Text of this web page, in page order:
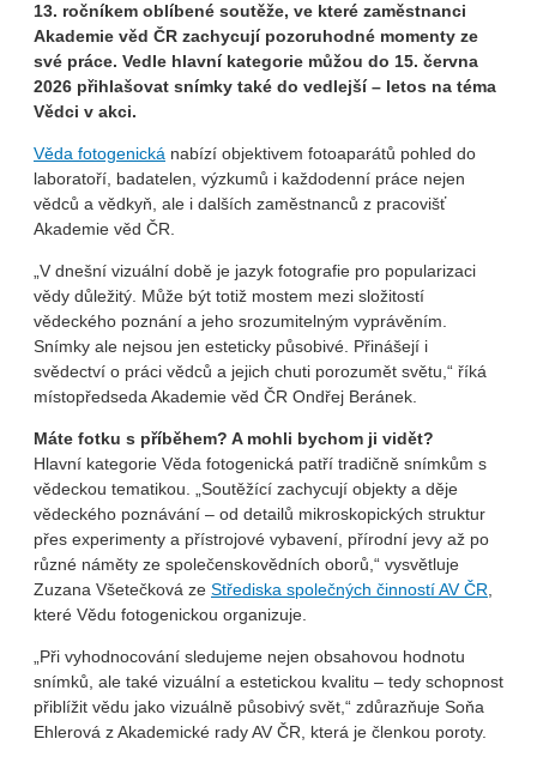
13. ročníkem oblíbené soutěže, ve které zaměstnanci
Akademie věd ČR zachycují pozoruhodné momenty ze
své práce. Vedle hlavní kategorie můžou do 15. června
2026 přihlašovat snímky také do vedlejší – letos na téma
Vědci v akci.
Věda fotogenická nabízí objektivem fotoaparátů pohled do
laboratoří, badatelen, výzkumů i každodenní práce nejen
vědců a vědkyň, ale i dalších zaměstnanců z pracovišť
Akademie věd ČR.
„V dnešní vizuální době je jazyk fotografie pro popularizaci
vědy důležitý. Může být totiž mostem mezi složitostí
vědeckého poznání a jeho srozumitelným vyprávěním.
Snímky ale nejsou jen esteticky působivé. Přinášejí i
svědectví o práci vědců a jejich chuti porozumět světu,“ říká
místopředseda Akademie věd ČR Ondřej Beránek.
Máte fotku s příběhem? A mohli bychom ji vidět?
Hlavní kategorie Věda fotogenická patří tradičně snímkům s
vědeckou tematikou. „Soutěžící zachycují objekty a děje
vědeckého poznávání – od detailů mikroskopických struktur
přes experimenty a přístrojové vybavení, přírodní jevy až po
různé náměty ze společenskovědních oborů,“ vysvětluje
Zuzana Všetečková ze Střediska společných činností AV ČR,
které Vědu fotogenickou organizuje.
„Při vyhodnocování sledujeme nejen obsahovou hodnotu
snímků, ale také vizuální a estetickou kvalitu – tedy schopnost
přiblížit vědu jako vizuálně působivý svět,“ zdůrazňuje Soňa
Ehlerová z Akademické rady AV ČR, která je členkou poroty.